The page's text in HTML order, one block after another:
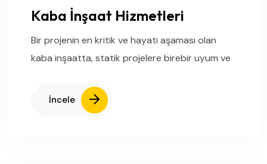
Kaba İnşaat Hizmetleri
Bir projenin en kritik ve hayati aşaması olan
kaba inşaatta, statik projelere birebir uyum ve
İncele